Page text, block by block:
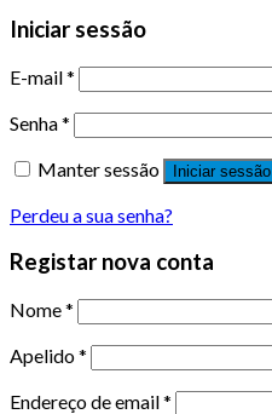
Iniciar sessão
E-mail*
Senha*
Manter sessão
Iniciar sessão
Perdeu a sua senha?
Registar nova conta
Nome*
Apelido*
Endereço de email*